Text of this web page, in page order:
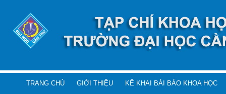
TRANG CHỦ GIỚI THIỆU KÊ KHAI BÀI BÁO KHOA HỌC